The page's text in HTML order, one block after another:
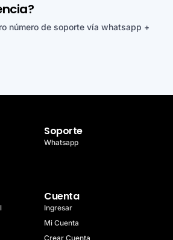
número de soporte vía whatsapp +
Soporte
Whatsapp
Cuenta
Ingresar
Mi Cuenta
Crear Cuenta